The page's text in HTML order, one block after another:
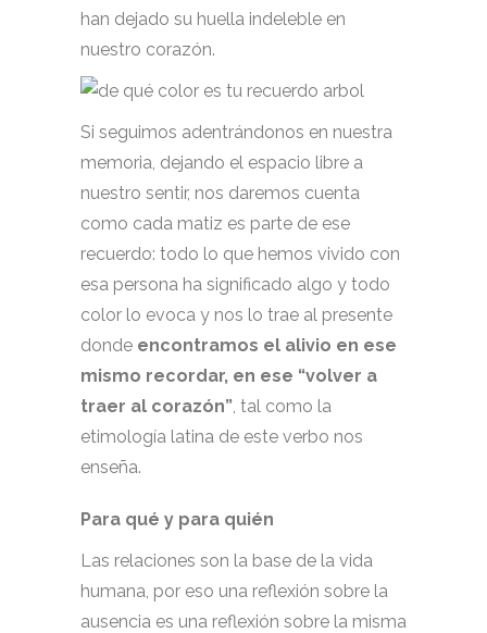
han dejado su huella indeleble en
nuestro corazón.
Si seguimos adentrándonos en nuestra
memoria, dejando el espacio libre a
nuestro sentir, nos daremos cuenta
como cada matiz es parte de ese
recuerdo: todo lo que hemos vivido con
esa persona ha significado algo y todo
color lo evoca y nos lo trae al presente
donde encontramos el alivio en ese
mismo recordar, en ese “volver a
traer al corazón”, tal como la
etimología latina de este verbo nos
enseña.
Para qué y para quién
Las relaciones son la base de la vida
humana, por eso una reflexión sobre la
ausencia es una reflexión sobre la misma